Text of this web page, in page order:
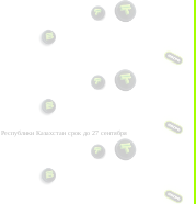
Казахстан срок до 27 сентября